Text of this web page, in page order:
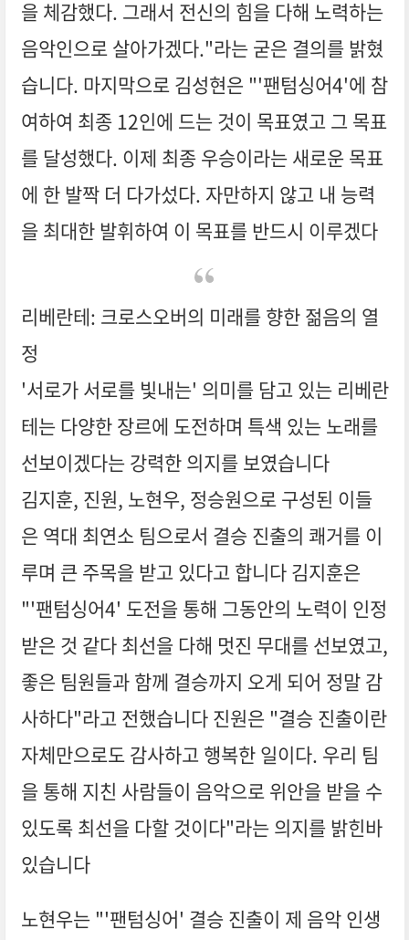
을 체감했다. 그래서 전신의 힘을 다해 노력하는
음악인으로 살아가겠다."라는 굳은 결의를 밝혔
습니다. 마지막으로 김성현은 "'팬텀싱어4'에 참
여하여 최종 12인에 드는 것이 목표였고 그 목표
를 달성했다. 이제 최종 우승이라는 새로운 목표
에 한 발짝 더 다가섰다. 자만하지 않고 내 능력
을 최대한 발휘하여 이 목표를 반드시 이루겠다
리베란테: 크로스오버의 미래를 향한 젊음의 열
정
'서로가 서로를 빛내는' 의미를 담고 있는 리베란
테는 다양한 장르에 도전하며 특색 있는 노래를
선보이겠다는 강력한 의지를 보였습니다
김지훈, 진원, 노현우, 정승원으로 구성된 이들
은 역대 최연소 팀으로서 결승 진출의 쾌거를 이
루며 큰 주목을 받고 있다고 합니다 김지훈은
"'팬텀싱어4' 도전을 통해 그동안의 노력이 인정
받은 것 같다 최선을 다해 멋진 무대를 선보였고,
좋은 팀원들과 함께 결승까지 오게 되어 정말 감
사하다"라고 전했습니다 진원은 "결승 진출이란
자체만으로도 감사하고 행복한 일이다. 우리 팀
을 통해 지친 사람들이 음악으로 위안을 받을 수
있도록 최선을 다할 것이다"라는 의지를 밝힌바
있습니다
노현우는 "'팬텀싱어' 결승 진출이 제 음악 인생